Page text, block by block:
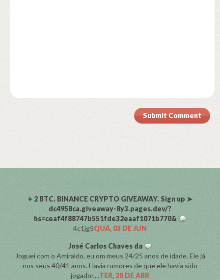
Submit Comment
+ 2 BTC. BINANCE CRYPTO GIVEAWAY. Sign up ➤
dc4958ca.giveaway-8y3.pages.dev/?
hs=ceaf4f88747b551fde32eaaf1071b770&
4c1jg5QUA, 03 DE JUN
José Carlos Chaves da
Joguei com o Amiraldo, eu om meus 24/25 anos de idade. Ele já
nos seus 40/41 anos. Havia rumores de que ele havia sido
jogador,...TER, 28 DE ABR